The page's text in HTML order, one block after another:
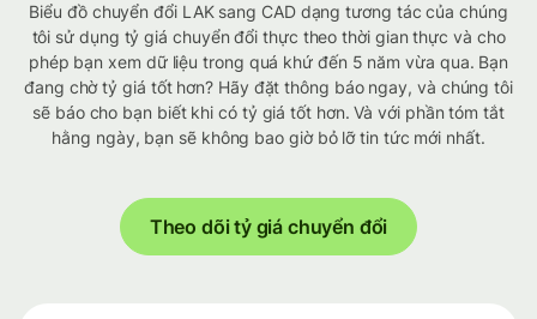
Biểu đồ chuyển đổi LAK sang CAD dạng tương tác của chúng
tôi sử dụng tỷ giá chuyển đổi thực theo thời gian thực và cho
phép bạn xem dữ liệu trong quá khứ đến 5 năm vừa qua. Bạn
đang chờ tỷ giá tốt hơn? Hãy đặt thông báo ngay, và chúng tôi
sẽ báo cho bạn biết khi có tỷ giá tốt hơn. Và với phần tóm tắt
hằng ngày, bạn sẽ không bao giờ bỏ lỡ tin tức mới nhất.
Theo dõi tỷ giá chuyển đổi